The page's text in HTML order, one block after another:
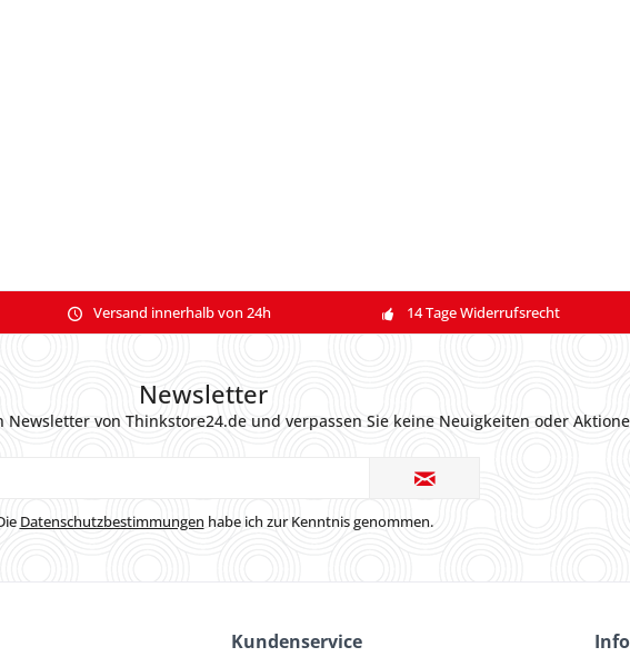
Versand innerhalb von 24h 14 Tage Widerrufsrecht
Newsletter
Newsletter von Thinkstore24.de und verpassen Sie keine Neuigkeiten oder
Datenschutzbestimmungen habe ich zur Kenntnis genommen.
Kundenservice